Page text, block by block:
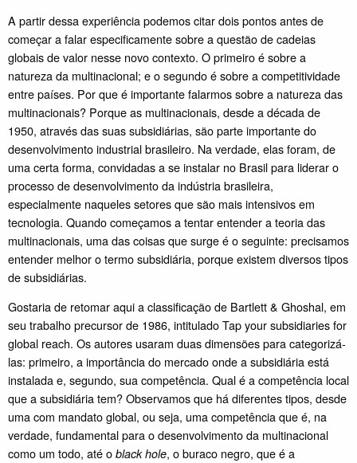
A partir dessa experiência podemos citar dois pontos antes de
começar a falar especificamente sobre a questão de cadeias
globais de valor nesse novo contexto. O primeiro é sobre a
natureza da multinacional; e o segundo é sobre a competitividade
entre países. Por que é importante falarmos sobre a natureza das
multinacionais? Porque as multinacionais, desde a década de
1950, através das suas subsidiárias, são parte importante do
desenvolvimento industrial brasileiro. Na verdade, elas foram, de
uma certa forma, convidadas a se instalar no Brasil para liderar o
processo de desenvolvimento da indústria brasileira,
especialmente naqueles setores que são mais intensivos em
tecnologia. Quando começamos a tentar entender a teoria das
multinacionais, uma das coisas que surge é o seguinte: precisamos
entender melhor o termo subsidiária, porque existem diversos tipos
de subsidiárias.
Gostaria de retomar aqui a classificação de Bartlett & Ghoshal, em
seu trabalho precursor de 1986, intitulado Tap your subsidiaries for
global reach. Os autores usaram duas dimensões para categorizá-
las: primeiro, a importância do mercado onde a subsidiária está
instalada e, segundo, sua competência. Qual é a competência local
que a subsidiária tem? Observamos que há diferentes tipos, desde
uma com mandato global, ou seja, uma competência que é, na
verdade, fundamental para o desenvolvimento da multinacional
como um todo, até o black hole, o buraco negro, que é a